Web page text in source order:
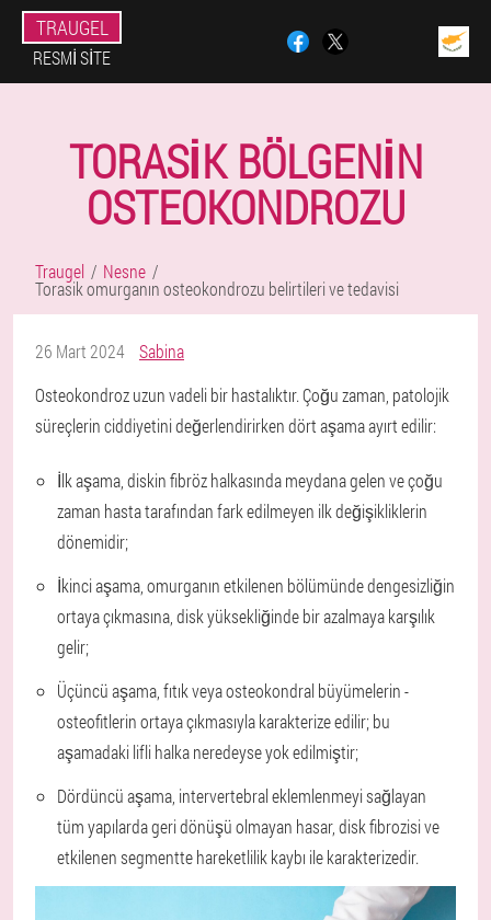
TRAUGEL
RESMI SITE
TORASIK BÖLGENIN
OSTEOKONDROZU
Traugel Nesne
Torasik omurganın osteokondrozu belirtileri ve tedavisi
26 Mart 2024
Sabina
Osteokondroz uzun vadeli bir hastalıktır. Çoğu zaman, patolojik
süreçlerin ciddiyetini değerlendirirken dört aşama ayırt edilir:
İlk aşama, diskin fibröz halkasında meydana gelen ve çoğu
zaman hasta tarafından fark edilmeyen ilk değişikliklerin
dönemidir;
İkinci aşama, omurganın etkilenen bölümünde dengesizliğin
ortaya çıkmasına, disk yüksekliğinde bir azalmaya karşılık
gelir;
Üçüncü aşama, fıtık veya osteokondral büyümelerin -
osteofitlerin ortaya çıkmasıyla karakterize edilir; bu
aşamadaki lifli halka neredeyse yok edilmiştir;
Dördüncü aşama, intervertebral eklemlenmeyi sağlayan
tüm yapılarda geri dönüşü olmayan hasar, disk fibrozisi ve
etkilenen segmentte hareketlilik kaybı ile karakterizedir.